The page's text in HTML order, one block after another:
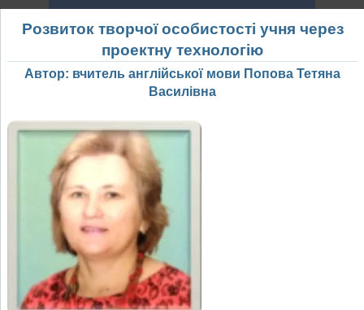
Розвиток творчої особистості учня через
проектну технологію
Автор: вчитель англійської мови Попова Тетяна
Василівна